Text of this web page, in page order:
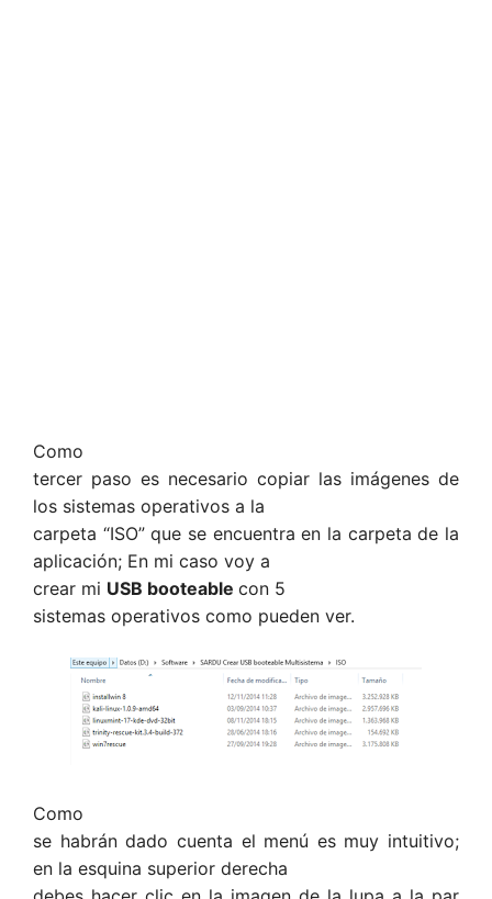
Como
tercer paso es necesario copiar las imágenes de
los sistemas operativos a la
carpeta “ISO” que se encuentra en la carpeta de la
aplicación; En mi caso voy a
crear mi USB booteable con 5
sistemas operativos como pueden ver.
Como
se habrán dado cuenta el menú es muy intuitivo;
en la esquina superior derecha